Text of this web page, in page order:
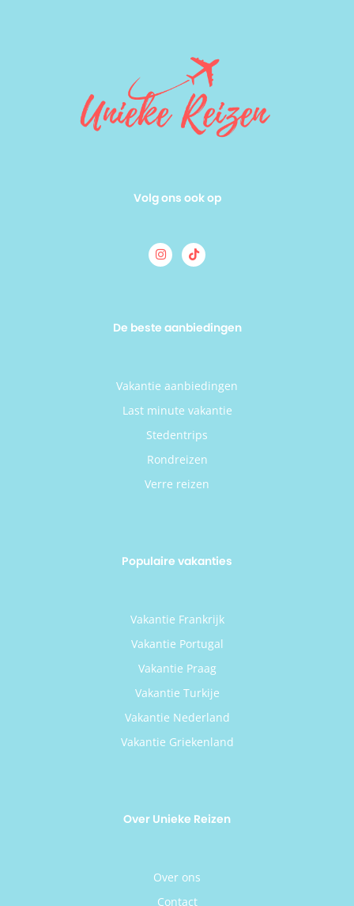
Volg ons ook op
De beste aanbiedingen
Vakantie aanbiedingen
Last minute vakantie
Stedentrips
Rondreizen
Verre reizen
Populaire vakanties
Vakantie Frankrijk
Vakantie Portugal
Vakantie Praag
Vakantie Turkije
Vakantie Nederland
Vakantie Griekenland
Over Unieke Reizen
Over ons
Contact